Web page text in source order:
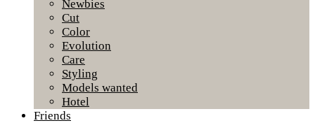
Newbies
Cut
Color
Evolution
Care
Styling
Models wanted
Hotel
Friends